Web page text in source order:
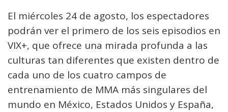
El miércoles 24 de agosto, los espectadores
podrán ver el primero de los seis episodios en
VIX+, que ofrece una mirada profunda a las
culturas tan diferentes que existen dentro de
cada uno de los cuatro campos de
entrenamiento de MMA más singulares del
mundo en México, Estados Unidos y España,